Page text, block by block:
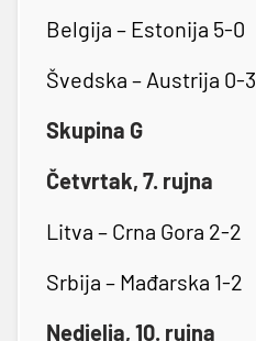
Belgija – Estonija 5-0
Švedska – Austrija 0-3
Skupina G
Četvrtak, 7. rujna
Litva – Crna Gora 2-2
Srbija – Mađarska 1-2
Nedjelja, 10. rujna